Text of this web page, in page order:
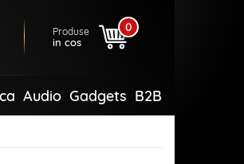
Produse
in cos
0
Audio Gadgets B2B